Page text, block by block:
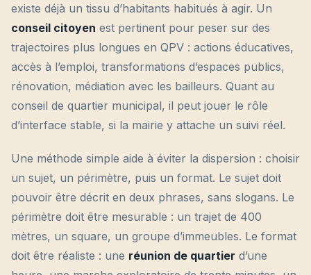
existe déjà un tissu d’habitants habitués à agir. Un
conseil citoyen est pertinent pour peser sur des
trajectoires plus longues en QPV : actions éducatives,
accès à l’emploi, transformations d’espaces publics,
rénovation, médiation avec les bailleurs. Quant au
conseil de quartier municipal, il peut jouer le rôle
d’interface stable, si la mairie y attache un suivi réel.
Une méthode simple aide à éviter la dispersion : choisir
un sujet, un périmètre, puis un format. Le sujet doit
pouvoir être décrit en deux phrases, sans slogans. Le
périmètre doit être mesurable : un trajet de 400
mètres, un square, un groupe d’immeubles. Le format
doit être réaliste : une réunion de quartier d’une